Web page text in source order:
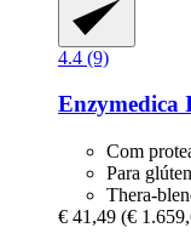
4.4 (9)
Enzymedica
Com
Para
Thera-
€ 41,49 (€